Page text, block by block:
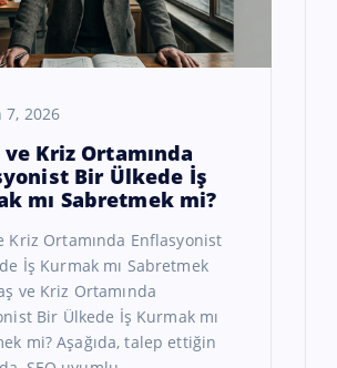
7, 2026
ve Kriz Ortamında
Bir Ülkede İş
mı Sabretmek mi?
Kriz Ortamında Enflasyonist
İş Kurmak mı Sabretmek
ve Kriz Ortamında
Bir Ülkede İş Kurmak mı
mi? Aşağıda, talep ettiğin